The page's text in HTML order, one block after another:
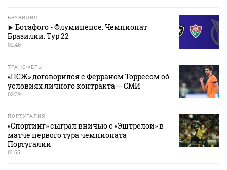
БРАЗИЛИЯ
Ботафого - Флуминенсе. Чемпионат
Бразилии. Тур 22
02:46
ТРАНСФЕРЫ
«ПСЖ» договорился с Ферраном Торресом об
условиях личного контракта — СМИ
02:39
ПОРТУГАЛИЯ
«Спортинг» сыграл вничью с «Эштрелой» в
матче первого тура чемпионата
Португалии
01:55